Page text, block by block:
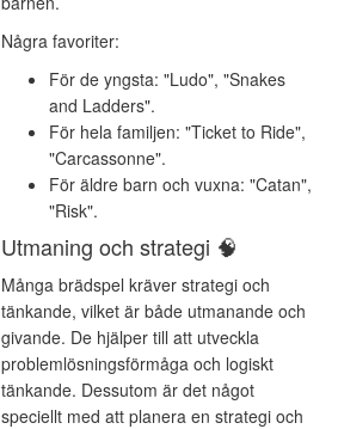
Några favoriter:
För de yngsta: "Ludo", "Snakes
and Ladders".
För hela familjen: "Ticket to Ride",
"Carcassonne".
För äldre barn och vuxna: "Catan",
"Risk".
Utmaning och strategi 🧠
Många brädspel kräver strategi och
tänkande, vilket är både utmanande och
givande. De hjälper till att utveckla
problemlösningsförmåga och logiskt
tänkande. Dessutom är det något
speciellt med att planera en strategi och